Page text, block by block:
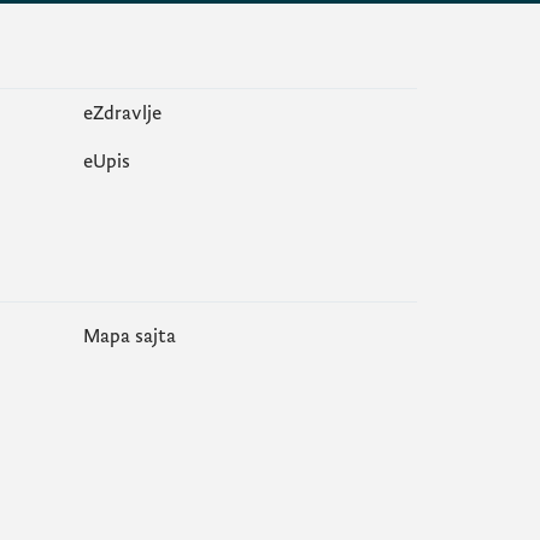
eZdravlje
еUpis
Mapa sajta